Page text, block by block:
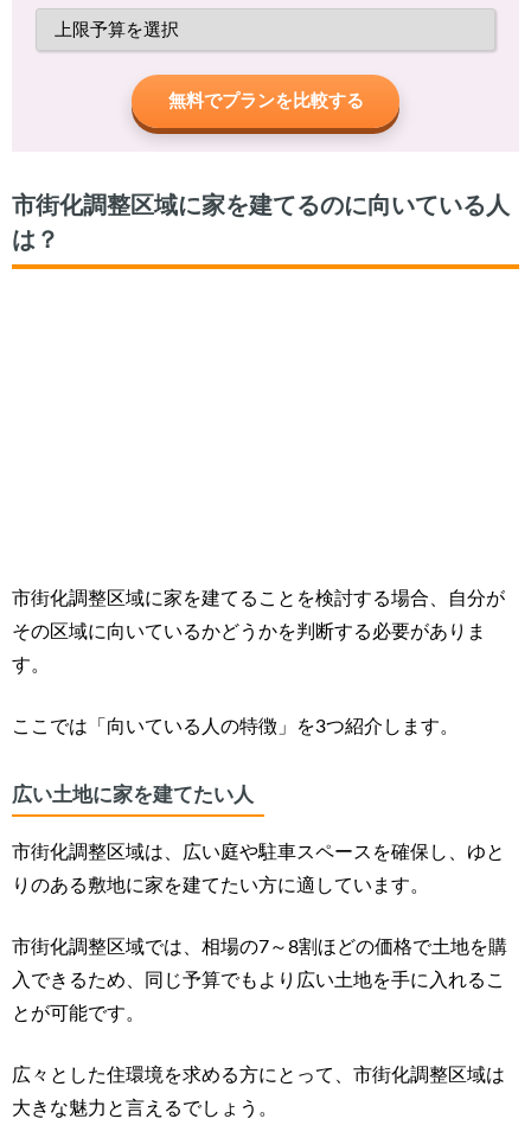
無料でプランを比較する
市街化調整区域に家を建てるのに向いている人
は？
市街化調整区域に家を建てることを検討する場合、自分が
その区域に向いているかどうかを判断する必要がありま
す。
ここでは「向いている人の特徴」を3つ紹介します。
広い土地に家を建てたい人
市街化調整区域は、広い庭や駐車スペースを確保し、 ゆと
りのある敷地に家を建てたい方に適しています。
市街化調整区域では、相場の7～8割ほどの価格で土地を購
入できるため、同じ予算でもより広い土地を手に入れるこ
とが可能です。
広々とした住環境を求める方にとって、市街化調整区域は
大きな魅力と言えるでしょう。